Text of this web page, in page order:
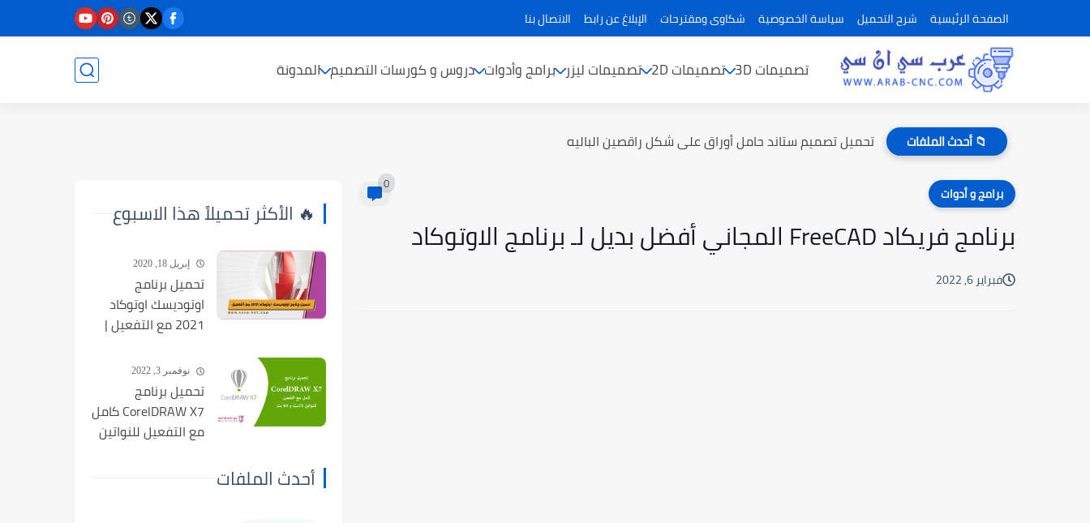
الصفحة الرئيسية شرح التحميل سياسة الخصوصية شكاوى ومقترحات الإبلاغ عن رابط الاتصال بنا
تصميمات 3D تصميمات 2D تصميمات ليزر برامج وأدوات دروس و كورسات التصميم المدونة
📁 أحدث الملفات تحميل تصميم ستاند حامل أوراق على شكل راقصين الباليه
برامج و أدوات 0
برنامج فريكاد FreeCAD المجاني أفضل بديل لـ برنامج الاوتوكاد
فبراير 6, 2022
🔥 الأكثر تحميلاً هذا الاسبوع
إبريل 18, 2020
تحميل برنامج
اوتوديسك اوتوكاد
2021 مع التفعيل |
نوفمبر 3, 2022
تحميل برنامج
CorelDRAW X7 كامل
مع التفعيل للنواتين
أحدث الملفات